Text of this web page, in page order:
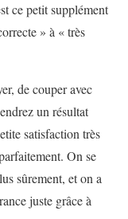
ce petit supplément
» à « très
de couper avec
un résultat
satisfaction très
On se
sûrement, et on a
juste grâce à